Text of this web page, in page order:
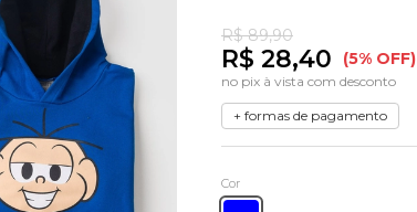
R$ 89,90
R$ 28,40 (5% OFF)
no pix à vista com desconto
+ formas de pagamento
Cor